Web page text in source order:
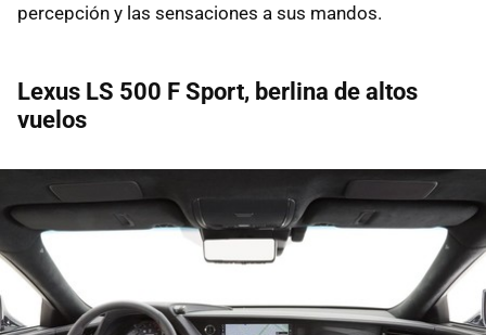
percepción y las sensaciones a sus mandos.
Lexus LS 500 F Sport, berlina de altos
vuelos